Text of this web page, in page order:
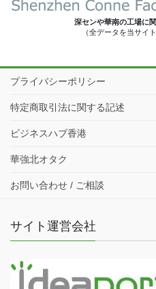
深センや華南の工場に
（全データを当サイ
プライバシーポリシー
特定商取引法に関する記述
ビジネスハブ香港
華強北オタク
お問い合わせ / ご相談
サイト運営会社